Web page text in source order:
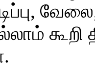
கூறி